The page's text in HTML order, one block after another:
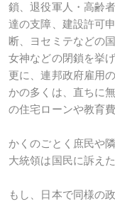
鎖、退役軍人・高齢
達の支障、建設許可
断、ヨセミテなどの
女神などの閉鎖を挙げ
更に、連邦政府雇用
かの多くは、直ちに
の住宅ローンや教育
かくのごとく庶民や
大統領は国民に訴えた
もし、日本で同様の